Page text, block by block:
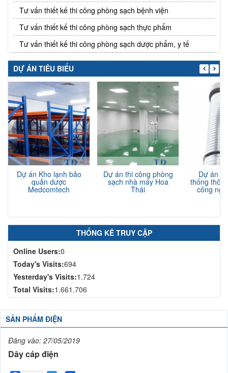
Tư vấn thiết kế thi công phòng sạch bệnh viện
Tư vấn thiết kế thi công phòng sạch thực phẩm
Tư vấn thiết kế thi công phòng sạch dược phẩm, y tế
DỰ ÁN TIÊU BIỂU
Dự án Kho lạnh bảo
quản dược
Medcomtech
Dự án thi công phòng
sạch nhà máy Hoa
Thái
Dự án
thống
công
THỐNG KÊ TRUY CẬP
Online Users:0
Today's Visits:694
Yesterday's Visits:1.724
Total Visits:1.661.706
SẢN PHẨM ĐIỆN
Đăng vào: 27/05/2019
Dây cáp điện